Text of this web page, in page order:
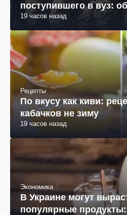
поступившего в вуз:
юриста
19 часов назад
Рецепты
По вкусу как киви:
кабачков не зиму
19 часов назад
Экономика
В Украине могут
популярные продукты: